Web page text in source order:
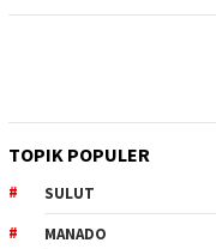
TOPIK POPULER
SULUT
MANADO